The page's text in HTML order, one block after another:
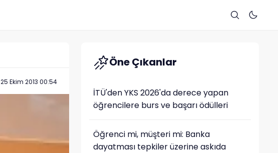
25 Ekim 2013 00:54
Öne Çıkanlar
İTÜ'den YKS 2026'da derece yapan
öğrencilere burs ve başarı ödülleri
Öğrenci mi, müşteri mi: Banka
dayatması tepkiler üzerine askıda